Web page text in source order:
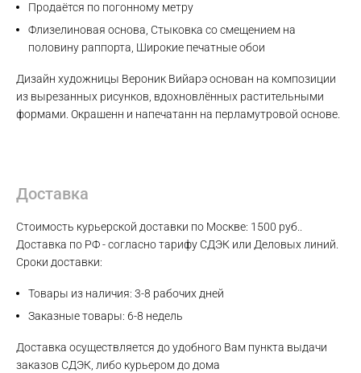
Продаётся по погонному метру
Флизелиновая основа, Стыковка со смещением на
половину раппорта, Широкие печатные обои
Дизайн художницы Вероник Вийарэ основан на композиции
из вырезанных рисунков, вдохновлённых растительными
формами. Окрашенн и напечатанн на перламутровой основе.
Доставка
Стоимость курьерской доставки по Москве: 1500 руб..
Доставка по РФ - согласно тарифу СДЭК или Деловых линий.
Сроки доставки:
Товары из наличия: 3-8 рабочих дней
Заказные товары: 6-8 недель
Доставка осуществляется до удобного Вам пункта выдачи
заказов СДЭК, либо курьером до дома
Max